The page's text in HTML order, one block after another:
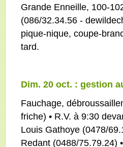
Grande Enneille, 100-
(086/32.34.56 -
pique-nique, coupe-
tard.
Dim. 20 oct. : gestion
Fauchage,
friche) • R.V. à 9:30
Louis Gathoye (0478/
Redant (0488/75.79.24)